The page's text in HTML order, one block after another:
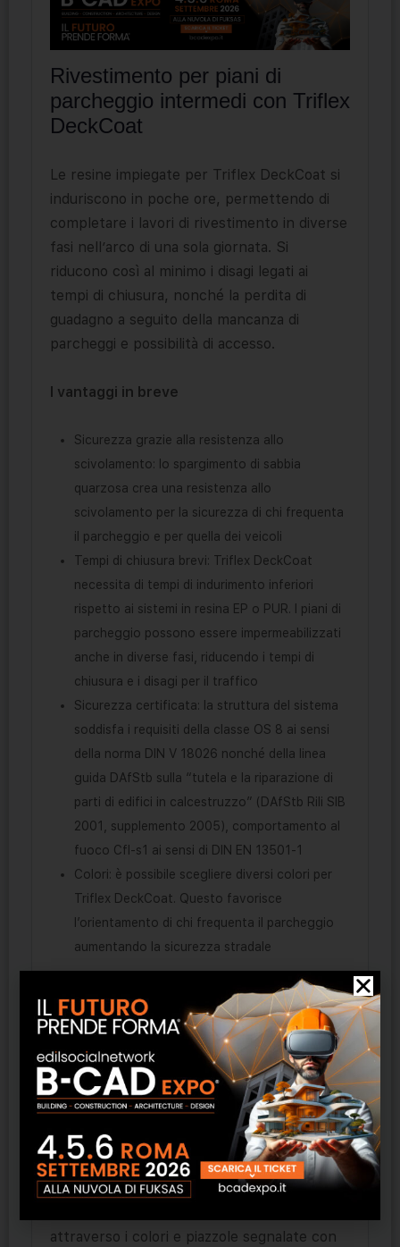
Rivestimento per piani di
parcheggio intermedi con Triflex
DeckCoat
Le resine impiegate per Triflex DeckCoat si
induriscono in poche ore, permettendo di
completare i lavori di rivestimento in diverse
fasi nell’arco di una sola giornata. Si
riducono così al minimo i disagi legati ai
tempi di chiusura, nonché la perdita di
guadagno a seguito della mancanza di
parcheggi e possibilità di accesso.
I vantaggi in breve
Sicurezza grazie alla resistenza allo
scivolamento: lo spargimento di sabbia
quarzosa crea una resistenza allo
scivolamento per la sicurezza di chi frequenta
il parcheggio e per quella dei veicoli
Tempi di chiusura brevi: Triflex DeckCoat
necessita di tempi di indurimento inferiori
rispetto ai sistemi in resina EP o PUR. I piani di
parcheggio possono essere impermeabilizzati
anche in diverse fasi, riducendo i tempi di
chiusura e i disagi per il traffico
Sicurezza certificata: la struttura del sistema
soddisfa i requisiti della classe OS 8 ai sensi
della norma DIN V 18026 nonché della linea
guida DAfStb sulla “tutela e la riparazione di
parti di edifici in calcestruzzo” (DAfStb Rili SIB
2001, supplemento 2005), comportamento al
fuoco Cfl-s1 ai sensi di DIN EN 13501-1
Colori: è possibile scegliere diversi colori per
Triflex DeckCoat. Questo favorisce
l’orientamento di chi frequenta il parcheggio
aumentando la sicurezza stradale
Colori
Perché sanare semplicemente, se allo
stesso tempo potete anche arredare? I
sistemi in resine liquide di Triflex vengono
prodotti nei più diversi colori. Una
colorazione diversa a seconda del piano
facilita l’orientamento nel parcheggio e
aumenta la sensazione di sicurezza dei
attraverso i colori e piazzole segnalate con